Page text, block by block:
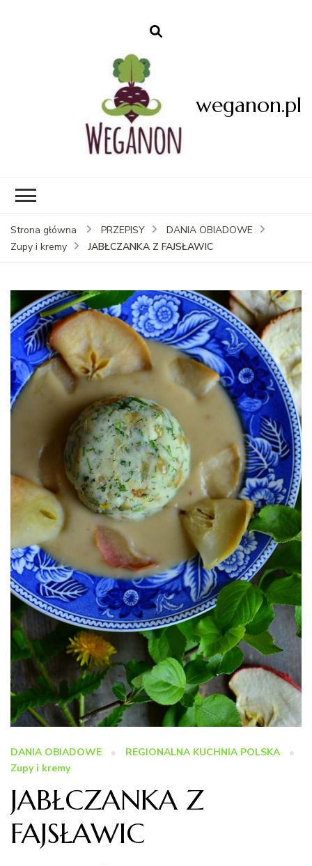
weganon.pl
Strona główna PRZEPISY
DANIA OBIADOWE
Zupy i kremy
JABŁCZANKA Z FAJSŁAWIC
DANIA OBIADOWE
REGIONALNA KUCHNIA POLSKA
Zupy i kremy
JABŁCZANKA Z
FAJSŁAWIC